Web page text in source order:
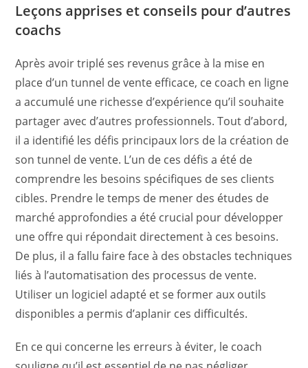
Leçons apprises et conseils pour d’autres
coachs
Après avoir triplé ses revenus grâce à la mise en
place d’un tunnel de vente efficace, ce coach en ligne
a accumulé une richesse d’expérience qu’il souhaite
partager avec d’autres professionnels. Tout d’abord,
il a identifié les défis principaux lors de la création de
son tunnel de vente. L’un de ces défis a été de
comprendre les besoins spécifiques de ses clients
cibles. Prendre le temps de mener des études de
marché approfondies a été crucial pour développer
une offre qui répondait directement à ces besoins.
De plus, il a fallu faire face à des obstacles techniques
liés à l’automatisation des processus de vente.
Utiliser un logiciel adapté et se former aux outils
disponibles a permis d’aplanir ces difficultés.
En ce qui concerne les erreurs à éviter, le coach